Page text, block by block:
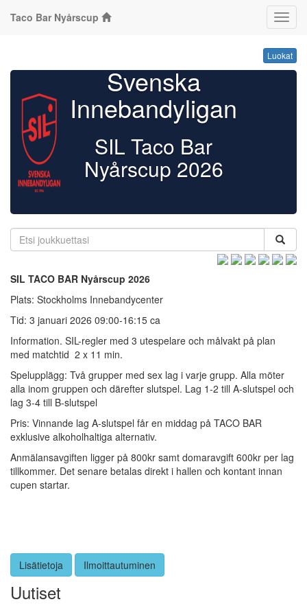
Taco Bar Nyårscup
Luokat
Svenska
Innebandyligan
SIL Taco Bar
Nyårscup 2026
SIL TACO BAR Nyårscup 2026
Plats: Stockholms Innebandycenter
Tid: 3 januari 2026 09:00-16:15 ca
Information. SIL-regler med 3 utespelare och målvakt på plan
med matchtid 2 x 11 min.
Spelupplägg: Två grupper med sex lag i varje grupp. Alla möter
alla inom gruppen och därefter slutspel. Lag 1-2 till A-slutspel och
lag 3-4 till B-slutspel
Pris: Vinnande lag A-slutspel får en middag på TACO BAR
exklusive alkoholhaltiga alternativ.
Anmälansavgiften ligger på 800kr samt domaravgift 600kr per lag
tillkommer. Det senare betalas direkt i hallen och kontant innan
cupen startar.
Lisätietoja Ilmoittautuminen
Uutiset